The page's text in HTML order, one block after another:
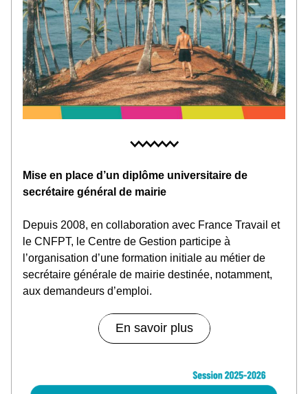
Mise en place d’un diplôme universitaire de
secrétaire général de mairie
Depuis 2008, en collaboration avec France Travail et
le CNFPT, le Centre de Gestion participe à
l’organisation d’une formation initiale au métier de
secrétaire générale de mairie destinée, notamment,
aux demandeurs d’emploi.
En savoir plus